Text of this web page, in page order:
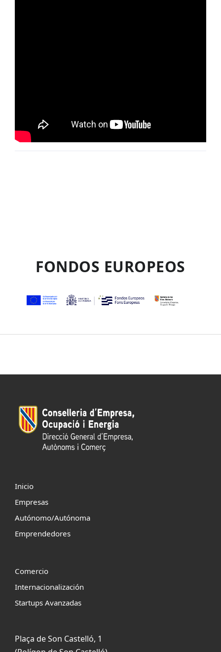
FONDOS EUROPEOS
Inicio
Empresas
Autónomo/Autónoma
Emprendedores
Comercio
Internacionalización
Startups Avanzadas
Plaça de Son Castelló, 1